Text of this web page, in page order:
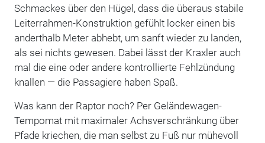
Schmackes über den Hügel, dass die überaus stabile
Leiterrahmen-Konstruktion gefühlt locker einen bis
anderthalb Meter abhebt, um sanft wieder zu landen,
als sei nichts gewesen. Dabei lässt der Kraxler auch
mal die eine oder andere kontrollierte Fehlzündung
knallen — die Passagiere haben Spaß.
Was kann der Raptor noch? Per Geländewagen-
Tempomat mit maximaler Achsverschränkung über
Pfade kriechen, die man selbst zu Fuß nur mühevoll